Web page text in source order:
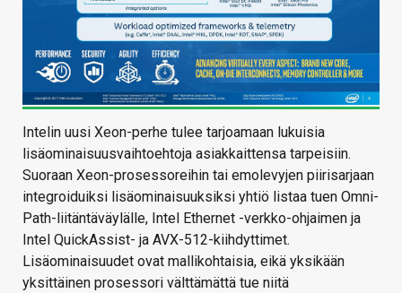
Intelin uusi Xeon-perhe tulee tarjoamaan lukuisia
lisäominaisuusvaihtoehtoja asiakkaittensa tarpeisiin.
Suoraan Xeon-prosessoreihin tai emolevyjen piirisarjaan
integroiduiksi lisäominaisuuksiksi yhtiö listaa tuen Omni-
Path-liitäntäväylälle, Intel Ethernet -verkko-ohjaimen ja
Intel QuickAssist- ja AVX-512-kiihdyttimet.
Lisäominaisuudet ovat mallikohtaisia, eikä yksikään
yksittäinen prosessori välttämättä tue niitä